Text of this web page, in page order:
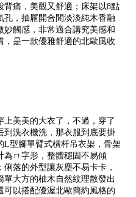
背痛，美觀又舒適；床架以8點
孔，抽屜開合間淡淡純木香融
妙觸感，非常適合講究美感和
，是一款優雅舒適的北歐風收
美美的大衣了，不過，穿了
到洗衣機洗，那衣服到底要掛
L型腳單臂式橫杆吊衣架，骨架
為ㄇ字形，整體穩固不易傾
落的外型讓灰塵不易卡卡，
大方的柚木自然紋理散發出
可以搭配優渥北歐簡約風格的